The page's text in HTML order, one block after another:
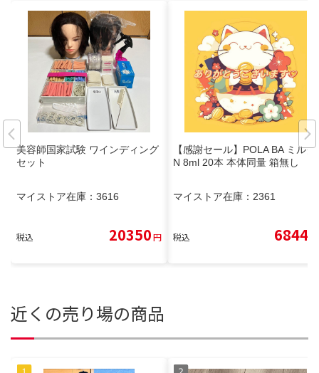
美容師国家試験 ワインディング
セット
マイストア在庫： 3616
税込 20350円
【感謝セール】POLA BA ミルク
N 8ml 20本 本体同量 箱無し
マイストア在庫： 2361
税込 6844
近くの売り場の商品